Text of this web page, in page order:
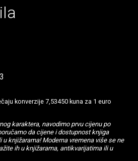
konverzije 7,53450 kuna za 1 euro
karaktera, navodimo prvu cijenu po
da cijene i dostupnost knjiga
knjižarama! Moderna vremena više se ne
ih u knjižarama, antikvarijatima ili u